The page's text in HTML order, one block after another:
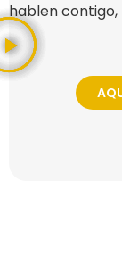
hablen contigo,